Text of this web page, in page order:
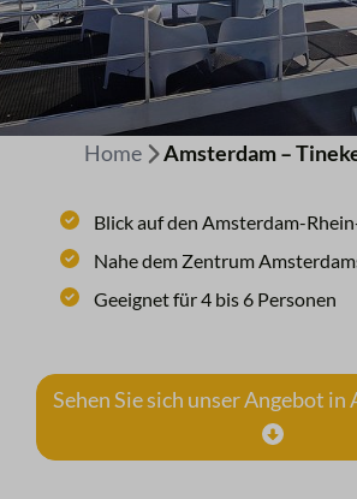
Home Amsterdam –
Blick auf den Amsterdam-
Nahe dem Zentrum
Geeignet für 4 bis 6 Personen
Sehen Sie sich unser Angebot in